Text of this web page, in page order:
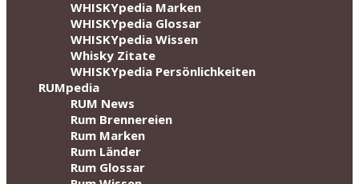
WHISKYpedia Marken
WHISKYpedia Glossar
WHISKYpedia Wissen
Whisky Zitate
WHISKYpedia Persönlichkeiten
RUMpedia
RUM News
Rum Brennereien
Rum Marken
Rum Länder
Rum Glossar